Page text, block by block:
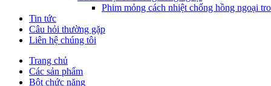
Phim mỏng cách nhiệt chống hồng ngoại
Tin tức
Câu hỏi thường gặp
Liên hệ chúng tôi
Trang chủ
Các sản phẩm
Bột chức năng